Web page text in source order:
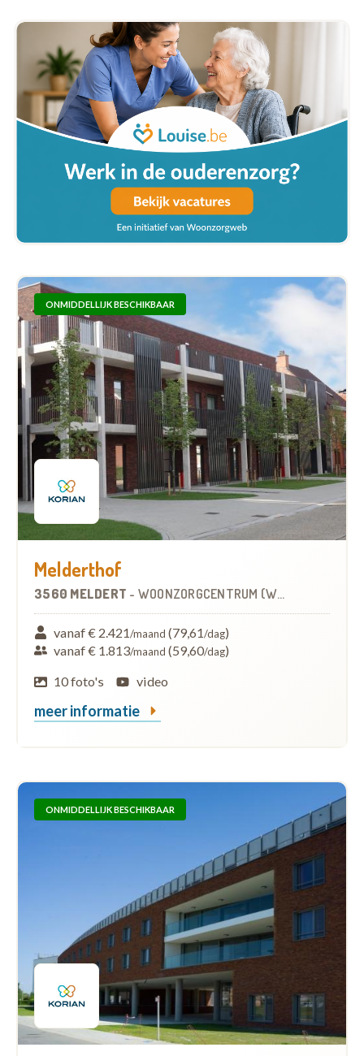
ONMIDDELLIJK BESCHIKBAAR
Melderthof
3560 MELDERT - WOONZORGCENTRUM (WZC)
vanaf € 2.421/maand (79,61/dag)
vanaf € 1.813/maand (59,60/dag)
10 foto's
video
meer informatie
ONMIDDELLIJK BESCHIKBAAR